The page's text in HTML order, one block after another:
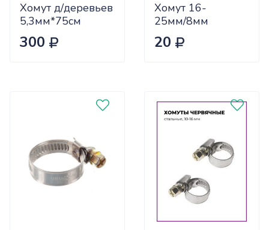
Хомут д/деревьев
5,3мм*75см
HD1102-3
300
Хомут 16-
25мм/8мм
NA1772-2
бабочка пластик
20